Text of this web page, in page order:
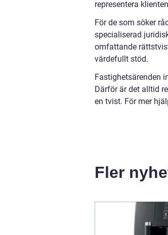
representera
För de som söker
specialiserad
omfattande
värdefullt stöd.
Fastighetsärenden
Därför är det alltid
en tvist. För mer
Fler